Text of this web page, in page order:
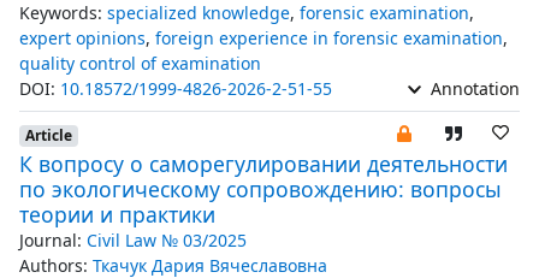
Keywords: specialized knowledge, forensic examination,
expert opinions, foreign experience in forensic examination,
quality control of examination
DOI: 10.18572/1999-4826-2026-2-51-55 Annotation
Article
К вопросу о саморегулировании деятельности
по экологическому сопровождению: вопросы
теории и практики
Journal: Civil Law № 03/2025
Authors: Ткачук Дария Вячеславовна